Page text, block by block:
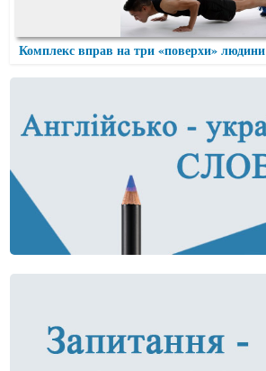
Комплекс вправ на три «поверхи» людини